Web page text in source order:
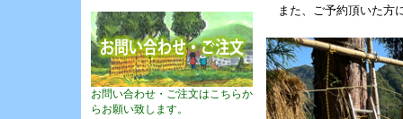
お問い合わせ・ご注文はこちらか
らお願い致します。
また、ご予約頂いた方